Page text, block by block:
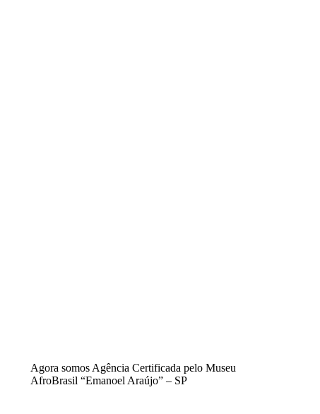
Agora somos Agência Certificada pelo Museu
AfroBrasil “Emanoel Araújo” – SP